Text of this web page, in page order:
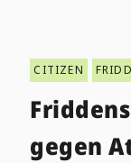
CITIZEN
gegen